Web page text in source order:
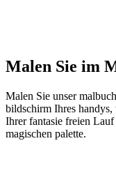
Malen Sie im
Malen Sie unser
bildschirm Ihres handys,
Ihrer fantasie freien
magischen palette.